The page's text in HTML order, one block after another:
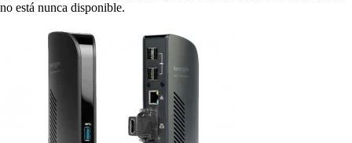
no está nunca disponible.